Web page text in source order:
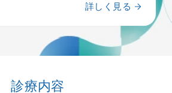
詳しく見る
診療内容
療時間・アクセス